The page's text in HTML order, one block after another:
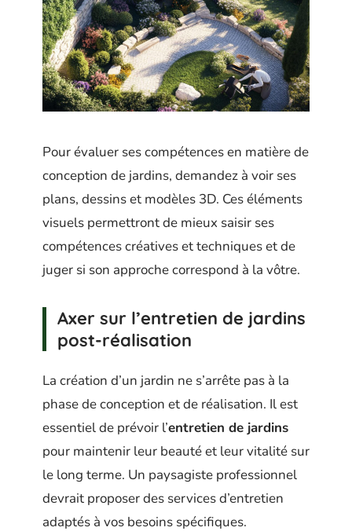
Pour évaluer ses compétences en matière de
conception de jardins, demandez à voir ses
plans, dessins et modèles 3D. Ces éléments
visuels permettront de mieux saisir ses
compétences créatives et techniques et de
juger si son approche correspond à la vôtre.
Axer sur l’entretien de jardins
post-réalisation
La création d’un jardin ne s’arrête pas à la
phase de conception et de réalisation. Il est
essentiel de prévoir l’entretien de jardins
pour maintenir leur beauté et leur vitalité sur
le long terme. Un paysagiste professionnel
devrait proposer des services d’entretien
adaptés à vos besoins spécifiques.